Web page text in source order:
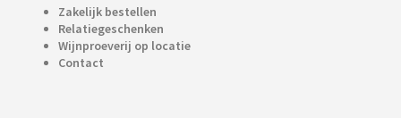
Zakelijk bestellen
Relatiegeschenken
Wijnproeverij op locatie
Contact